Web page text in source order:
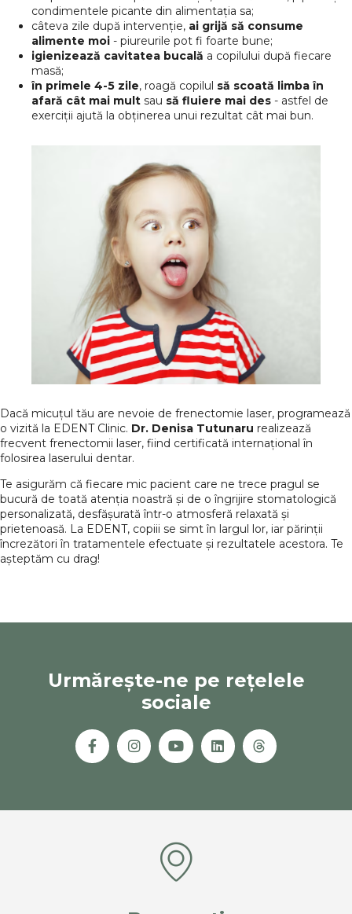
condimentele picante din alimentația sa;
câteva zile după intervenție, ai grijă să consume
alimente moi - piureurile pot fi foarte bune;
igienizează cavitatea bucală a copilului după fiecare
masă;
în primele 4-5 zile, roagă copilul să scoată limba în
afară cât mai mult sau să fluiere mai des - astfel de
exerciții ajută la obținerea unui rezultat cât mai bun.
Dacă micuțul tău are nevoie de frenectomie laser, programează
o vizită la EDENT Clinic. Dr. Denisa Tutunaru realizează
frecvent frenectomii laser, fiind certificată internațional în
folosirea laserului dentar.
Te asigurăm că fiecare mic pacient care ne trece pragul se
bucură de toată atenția noastră și de o îngrijire stomatologică
personalizată, desfășurată într-o atmosferă relaxată și
prietenoasă. La EDENT, copiii se simt în largul lor, iar părinții
încrezători în tratamentele efectuate și rezultatele acestora. Te
așteptăm cu drag!
Urmărește-ne pe rețelele
sociale